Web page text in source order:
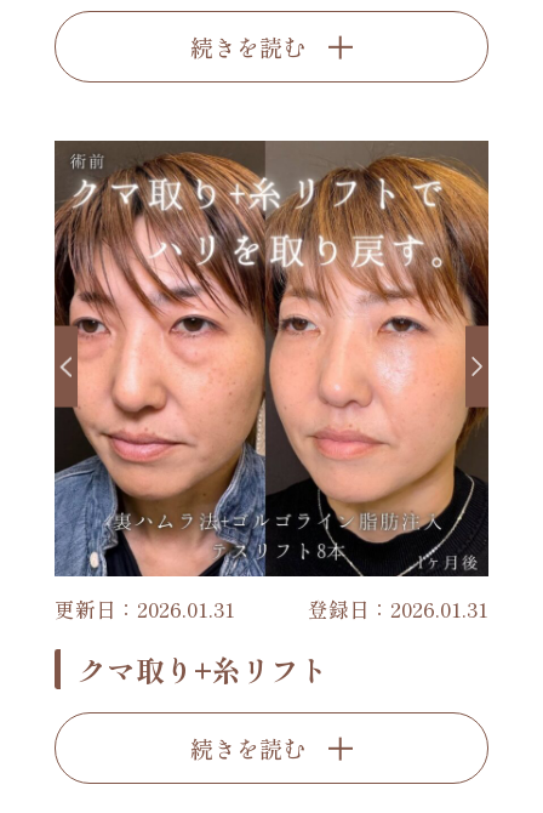
続きを読む
更新日：2026.01.31 登録日：2026.01.31
クマ取り+糸リフト
続きを読む